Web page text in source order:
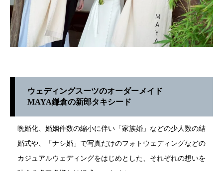
ウェディングスーツのオーダーメイド
MAYA鎌倉の新郎タキシード
晩婚化、婚姻件数の縮小に伴い「家族婚」などの少人数の結
婚式や、「ナシ婚」で写真だけのフォトウェディングなどの
カジュアルウェディングをはじめとした、それぞれの想いを